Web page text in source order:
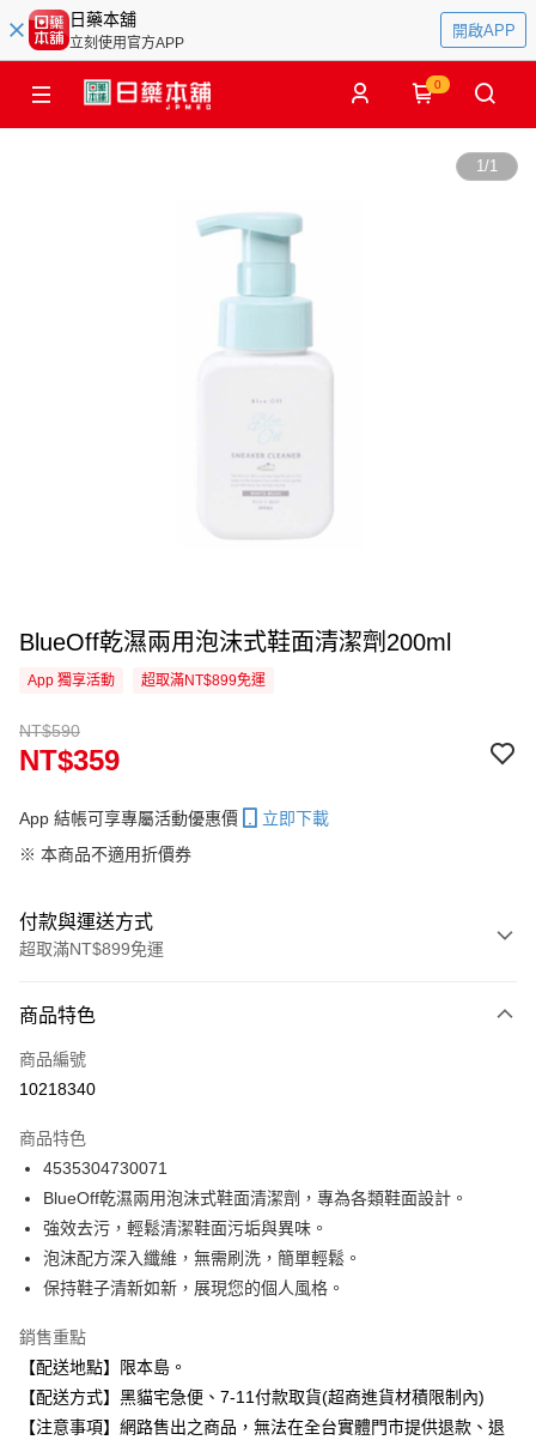
日藥本舖
立刻使用官方APP
開啟APP
0
1/1
BlueOff乾濕兩用泡沫式鞋面清潔劑200ml
App 獨享活動 超取滿NT$899免運
NT$590
NT$359
App 結帳可享專屬活動優惠價
立即下載
※ 本商品不適用折價券
付款與運送方式
超取滿NT$899免運
信用卡一次付款
信用卡分期付款
合作金庫商業銀行
華南商業銀行
上海商業儲蓄銀行
台北富邦商業銀行
國泰世華商業銀行
兆豐國際商業銀行
臺灣中小企業銀行
台中商業銀行
匯豐（台灣）商業銀行
華泰商業銀行
聯邦商業銀行
遠東國際商業銀行
元大商業銀行
台新國際商業銀行
台灣樂天信用卡公司
LINE Pay
Apple Pay
街口支付
悠遊付
Google Pay
全盈+PAY
商品特色
商品編號
10218340
商品特色
4535304730071
BlueOff乾濕兩用泡沫式鞋面清潔劑，專為各類鞋面設計。
強效去污，輕鬆清潔鞋面污垢與異味。
泡沫配方深入纖維，無需刷洗，簡單輕鬆。
保持鞋子清新如新，展現您的個人風格。
銷售重點
【配送地點】限本島。
【配送方式】黑貓宅急便、7-11付款取貨(超商進貨材積限制內)
【注意事項】網路售出之商品，無法在全台實體門市提供退款、退